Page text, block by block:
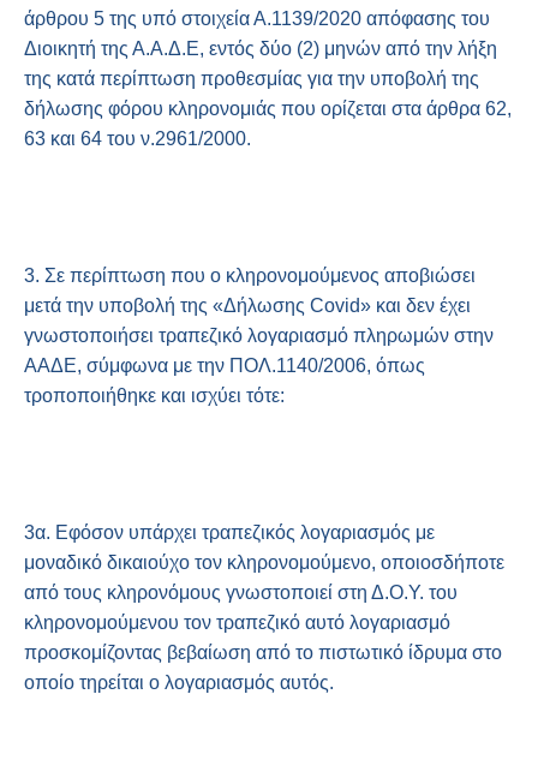
άρθρου 5 της υπό στοιχεία Α.1139/2020 απόφασης του
Διοικητή της Α.Α.Δ.Ε, εντός δύο (2) μηνών από την λήξη
της κατά περίπτωση προθεσμίας για την υποβολή της
δήλωσης φόρου κληρονομιάς που ορίζεται στα άρθρα 62,
63 και 64 του ν.2961/2000.
3. Σε περίπτωση που ο κληρονομούμενος αποβιώσει
μετά την υποβολή της «Δήλωσης Covid» και δεν έχει
γνωστοποιήσει τραπεζικό λογαριασμό πληρωμών στην
ΑΑΔΕ, σύμφωνα με την ΠΟΛ.1140/2006, όπως
τροποποιήθηκε και ισχύει τότε:
3α. Εφόσον υπάρχει τραπεζικός λογαριασμός με
μοναδικό δικαιούχο τον κληρονομούμενο, οποιοσδήποτε
από τους κληρονόμους γνωστοποιεί στη Δ.Ο.Υ. του
κληρονομούμενου τον τραπεζικό αυτό λογαριασμό
προσκομίζοντας βεβαίωση από το πιστωτικό ίδρυμα στο
οποίο τηρείται ο λογαριασμός αυτός.